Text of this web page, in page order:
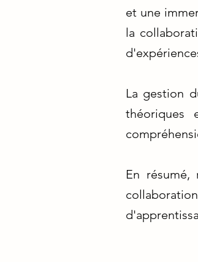
et une
la
La gestion
théoriques
En résumé,